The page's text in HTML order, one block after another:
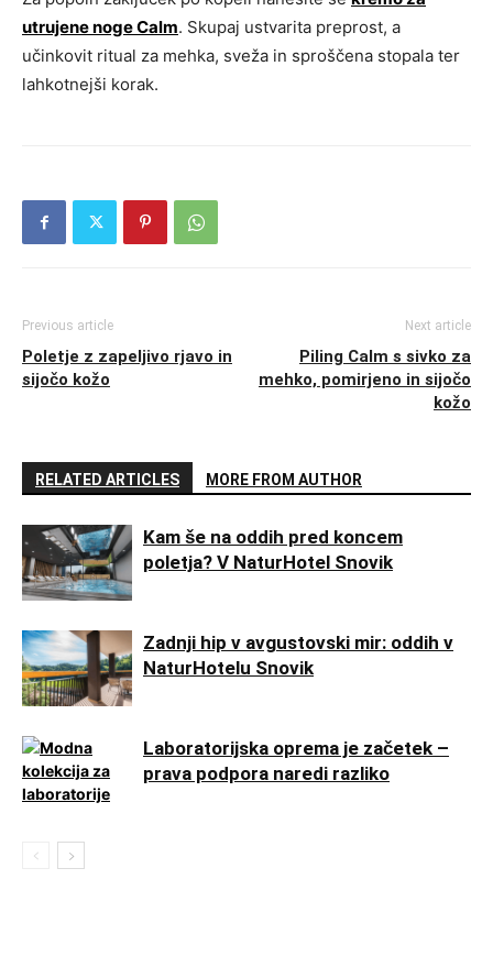
utrujene noge Calm. Skupaj ustvarita preprost, a
učinkovit ritual za mehka, sveža in sproščena stopala ter
lahkotnejši korak.
Previous article
Poletje z zapeljivo rjavo in
sijočo kožo
Next article
Piling Calm s sivko za
mehko, pomirjeno in sijočo
kožo
RELATED ARTICLES MORE FROM AUTHOR
Kam še na oddih pred koncem
poletja? V NaturHotel Snovik
Zadnji hip v avgustovski mir: oddih v
NaturHotelu Snovik
Laboratorijska oprema je začetek –
prava podpora naredi razliko